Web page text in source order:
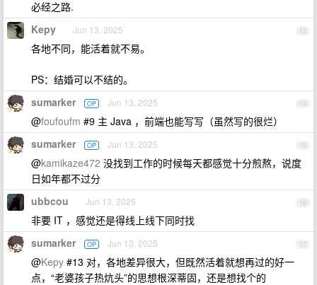
必经之路.
13
Kepy Jun 13, 2025
各地不同，能活着就不易。
PS：结婚可以不结的。
14
sumarker OP Jun 13, 2025
@foufoufm #9 主 Java ，前端也能写写（虽然写的很烂）
15
sumarker OP Jun 13, 2025
@kamikaze472 没找到工作的时候每天都感觉十分煎熬，说度
日如年都不过分
16
ubbcou Jun 13, 2025
非要 IT ，感觉还是得线上线下同时找
17
sumarker OP Jun 13, 2025
@Kepy #13 对，各地差异很大，但既然活着就想再过的好一
点，“老婆孩子热炕头”的思想根深蒂固，还是想找个的